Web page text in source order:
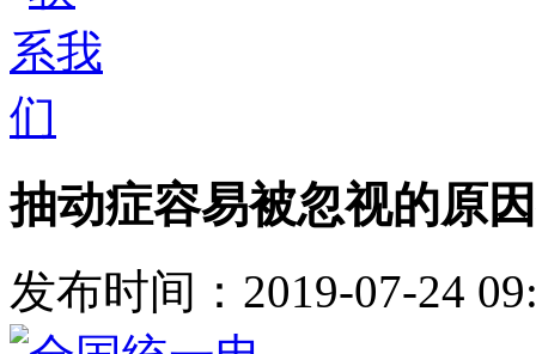
抽动症容易被忽视的原
发布时间：2019-07-24